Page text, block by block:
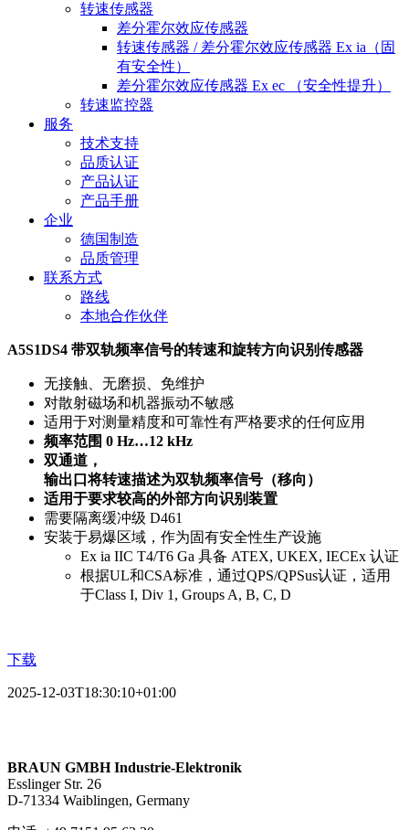
转速传感器
差分霍尔效应传感器
转速传感器 / 差分霍尔效应传感器 Ex ia（固
有安全性）
差分霍尔效应传感器 Ex ec （安全性提升）
转速监控器
服务
技术支持
品质认证
产品认证
产品手册
企业
德国制造
品质管理
联系方式
路线
本地合作伙伴
A5S1DS4 带双轨频率信号的转速和旋转方向识别传感器
无接触、无磨损、免维护
对散射磁场和机器振动不敏感
适用于对测量精度和可靠性有严格要求的任何应用
频率范围 0 Hz…12 kHz
双通道，
输出口将转速描述为双轨频率信号（移向）
适用于要求较高的外部方向识别装置
需要隔离缓冲级 D461
安装于易爆区域，作为固有安全性生产设施
Ex ia IIC T4/T6 Ga 具备 ATEX, UKEX, IECEx 认证
根据UL和CSA标准，通过QPS/QPSus认证，适用
于Class I, Div 1, Groups A, B, C, D
下载
2025-12-03T18:30:10+01:00
BRAUN GMBH Industrie-Elektronik
Esslinger Str. 26
D-71334 Waiblingen, Germany